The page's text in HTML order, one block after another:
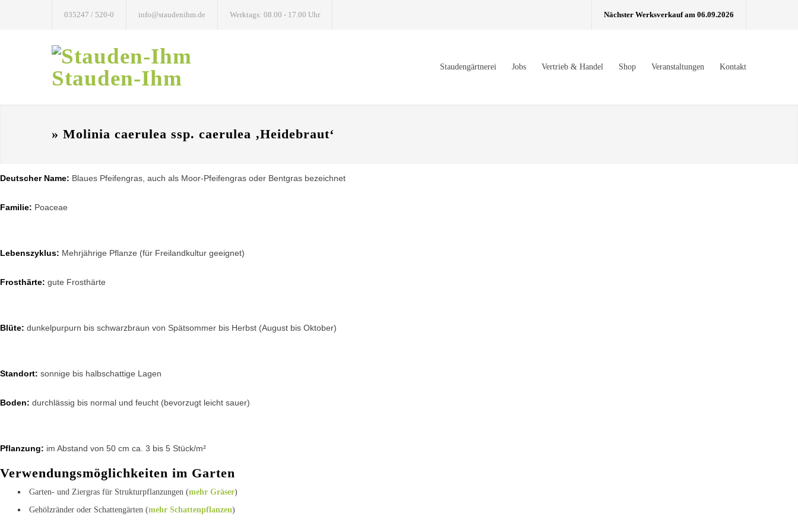
035247 / 520-0 info@staudenihm.de Werktags: 08.00 - 17.00 Uhr Nächster Werksverkauf am 06.09.2026
Stauden-Ihm Staudengärtnerei Jobs Vertrieb & Handel Shop Veranstaltungen Kontakt
» Molinia caerulea ssp. caerulea ‚Heidebraut‘
Deutscher Name: Blaues Pfeifengras, auch als Moor-Pfeifengras oder Bentgras bezeichnet
Familie: Poaceae
Lebenszyklus: Mehrjährige Pflanze (für Freilandkultur geeignet)
Frosthärte: gute Frosthärte
Blüte: dunkelpurpurn bis schwarzbraun von Spätsommer bis Herbst (August bis Oktober)
Standort: sonnige bis halbschattige Lagen
Boden: durchlässig bis normal und feucht (bevorzugt leicht sauer)
Pflanzung: im Abstand von 50 cm ca. 3 bis 5 Stück/m²
Verwendungsmöglichkeiten im Garten
Garten- und Ziergras für Strukturpflanzungen (mehr Gräser)
Gehölzränder oder Schattengärten (mehr Schattenpflanzen)